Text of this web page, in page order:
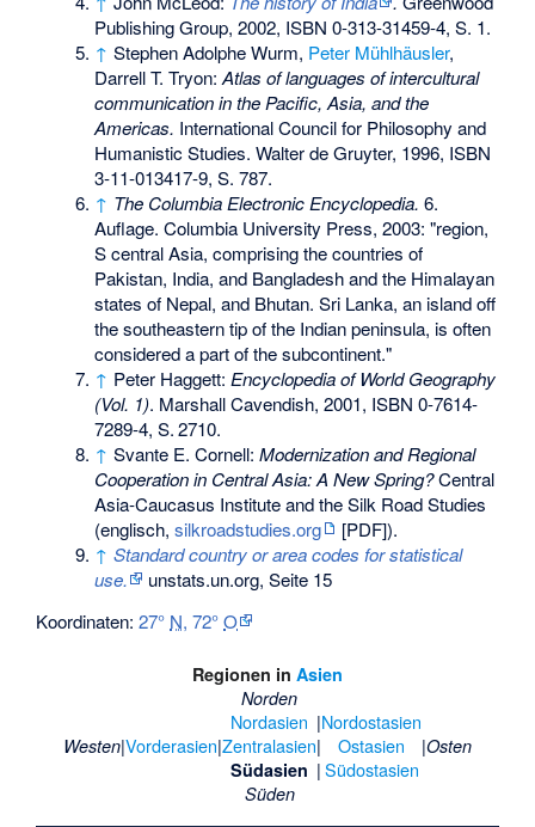
Publishing Group, 2002, ISBN 0-313-31459-4, S. 1.
↑ Stephen Adolphe Wurm, Peter Mühlhäusler,
Darrell T. Tryon:Atlas of languages of intercultural
communication in the Pacific, Asia, and the
Americas. International Council for Philosophy and
Humanistic Studies. Walter de Gruyter, 1996, ISBN
3-11-013417-9, S. 787.
↑ The Columbia Electronic Encyclopedia. 6.
Auflage. Columbia University Press, 2003: "region,
S central Asia, comprising the countries of
Pakistan, India, and Bangladesh and the Himalayan
states of Nepal, and Bhutan. Sri Lanka, an island off
the southeastern tip of the Indian peninsula, is often
considered a part of the subcontinent."
↑ Peter Haggett:Encyclopedia of World Geography
(Vol. 1). Marshall Cavendish, 2001, ISBN 0-7614-
7289-4,S.2710.
↑ Svante E. Cornell:Modernization and Regional
Cooperation in Central Asia: A New Spring?Central
Asia-Caucasus Institute and the Silk Road Studies
(englisch,silkroadstudies.org
[PDF]).
↑ Standard country or area codes for statistical
use.
unstats.un.org, Seite 15
Koordinaten:27° N,72°O
Regionen in Asien
Norden
Nordasien |Nordostasien
Westen|Vorderasien|Zentralasien| Ostasien |Osten
Südasien |Südostasien
Süden